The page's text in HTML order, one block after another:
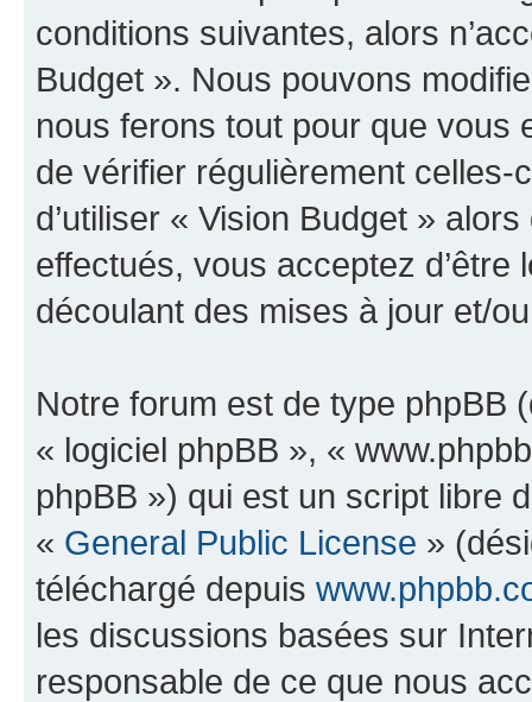
conditions suivantes, alors
Budget ». Nous pouvons
nous ferons tout pour que vous
de vérifier régulièrement
d’utiliser « Vision Budget »
effectués, vous acceptez
découlant des mises à jour et/
Notre forum est de type phpBB
« logiciel phpBB », «
phpBB ») qui est un script libre
« General Public License »
téléchargé depuis
les discussions basées sur
responsable de ce que nous